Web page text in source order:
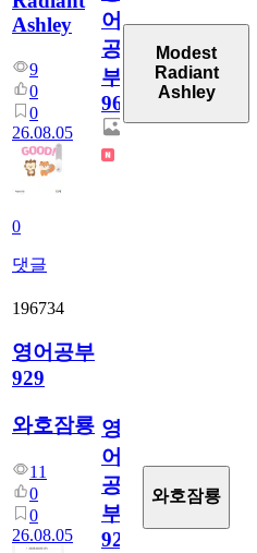
Ashley
9
0
0
26.08.05
0
댓글
어
공
부
96
Modest
Radiant
Ashley
196734
영어공부
929
와호잠룡
11
0
0
26.08.05
영
어
공
부
929
와호잠룡